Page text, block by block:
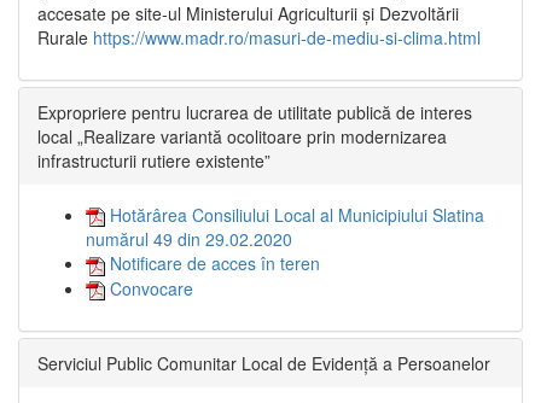
accesate pe site-ul Ministerului Agriculturii și Dezvoltării
Rurale https://www.madr.ro/masuri-de-mediu-si-clima.html
Expropriere pentru lucrarea de utilitate publică de interes
local „Realizare variantă ocolitoare prin modernizarea
infrastructurii rutiere existente”
Hotărârea Consiliului Local al Municipiului Slatina
numărul 49 din 29.02.2020
Notificare de acces în teren
Convocare
Serviciul Public Comunitar Local de Evidență a Persoanelor